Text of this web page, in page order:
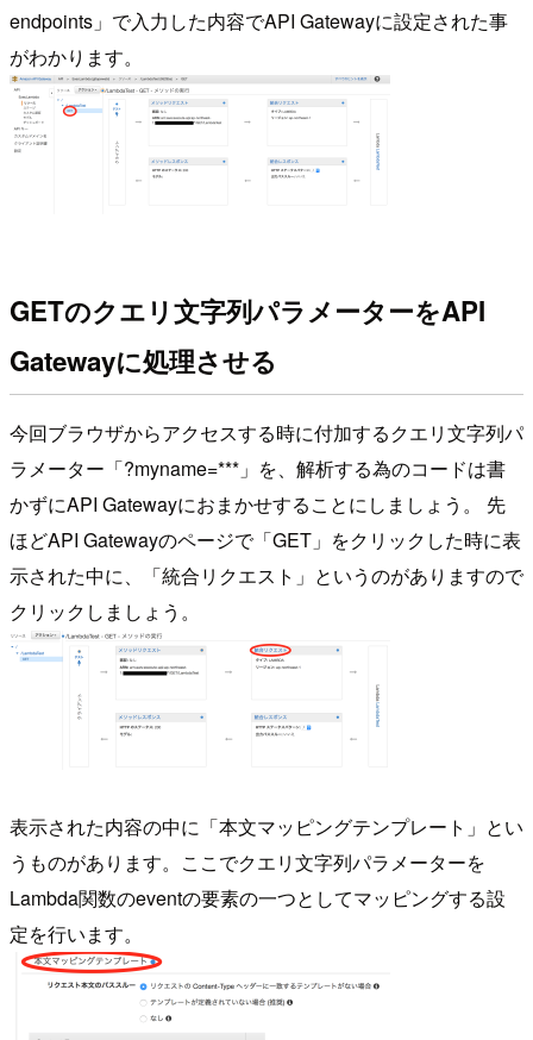
endpoints」で入力した内容でAPI Gatewayに設定された事
がわかります。
GETのクエリ文字列パラメーターをAPI
Gatewayに処理させる
今回ブラウザからアクセスする時に付加するクエリ文字列パ
ラメーター「?myname=***」を、解析する為のコードは書
かずにAPI Gatewayにおまかせすることにしましょう。 先
ほどAPI Gatewayのページで「GET」をクリックした時に表
示された中に、「統合リクエスト」というのがありますので
クリックしましょう。
表示された内容の中に「本文マッピングテンプレート」とい
うものがあります。ここでクエリ文字列パラメーターを
Lambda関数のeventの要素の一つとしてマッピングする設
定を行います。